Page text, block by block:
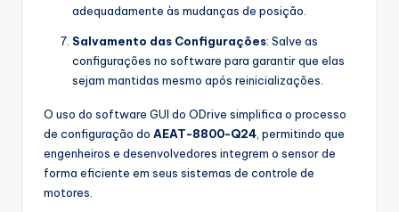
adequadamente às mudanças de posição.
Salvamento das Configurações: Salve as
configurações no software para garantir que elas
sejam mantidas mesmo após reinicializações.
O uso do software GUI do ODrive simplifica o processo
de configuração do AEAT-8800-Q24, permitindo que
engenheiros e desenvolvedores integrem o sensor de
forma eficiente em seus sistemas de controle de
motores.